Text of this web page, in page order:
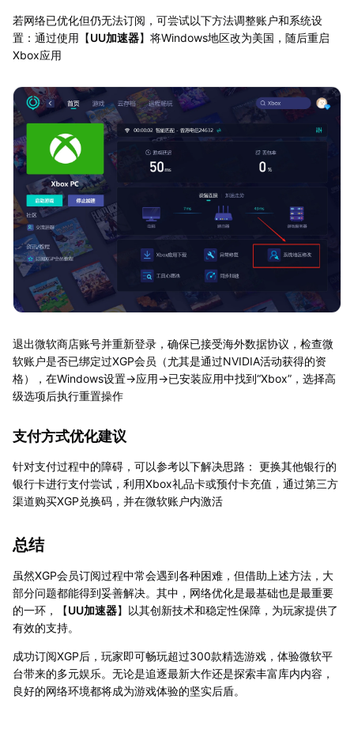
若网络已优化但仍无法订阅，可尝试以下方法调整账户和系统设
置：通过使用【UU加速器】将Windows地区改为美国，随后重启
Xbox应用
退出微软商店账号并重新登录，确保已接受海外数据协议，检查微
软账户是否已绑定过XGP会员（尤其是通过NVIDIA活动获得的资
格），在Windows设置→应用→已安装应用中找到“Xbox”，选择高
级选项后执行重置操作
支付方式优化建议
针对支付过程中的障碍，可以参考以下解决思路： 更换其他银行的
银行卡进行支付尝试，利用Xbox礼品卡或预付卡充值，通过第三方
渠道购买XGP兑换码，并在微软账户内激活
总结
虽然XGP会员订阅过程中常会遇到各种困难，但借助上述方法，大
部分问题都能得到妥善解决。其中，网络优化是最基础也是最重要
的一环，【UU加速器】以其创新技术和稳定性保障，为玩家提供了
有效的支持。
成功订阅XGP后，玩家即可畅玩超过300款精选游戏，体验微软平
台带来的多元娱乐。无论是追逐最新大作还是探索丰富库内内容，
良好的网络环境都将成为游戏体验的坚实后盾。